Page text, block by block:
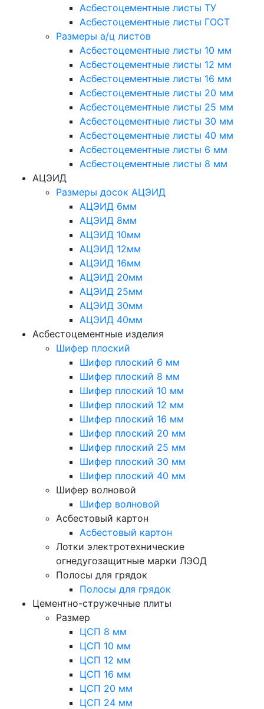
Асбестоцементные листы ТУ
Асбестоцементные листы ГОСТ
Размеры а/ц листов
Асбестоцементные листы 10 мм
Асбестоцементные листы 12 мм
Асбестоцементные листы 16 мм
Асбестоцементные листы 20 мм
Асбестоцементные листы 25 мм
Асбестоцементные листы 30 мм
Асбестоцементные листы 40 мм
Асбестоцементные листы 6 мм
Асбестоцементные листы 8 мм
АЦЭИД
Размеры досок АЦЭИД
АЦЭИД 6мм
АЦЭИД 8мм
АЦЭИД 10мм
АЦЭИД 12мм
АЦЭИД 16мм
АЦЭИД 20мм
АЦЭИД 25мм
АЦЭИД 30мм
АЦЭИД 40мм
Асбестоцементные изделия
Шифер плоский
Шифер плоский 6 мм
Шифер плоский 8 мм
Шифер плоский 10 мм
Шифер плоский 12 мм
Шифер плоский 16 мм
Шифер плоский 20 мм
Шифер плоский 25 мм
Шифер плоский 30 мм
Шифер плоский 40 мм
Шифер волновой
Шифер волновой
Асбестовый картон
Асбестовый картон
Лотки электротехнические
огнедугозащитные марки ЛЭОД
Полосы для грядок
Полосы для грядок
Цементно-стружечные плиты
Размер
ЦСП 8 мм
ЦСП 10 мм
ЦСП 12 мм
ЦСП 16 мм
ЦСП 20 мм
ЦСП 24 мм